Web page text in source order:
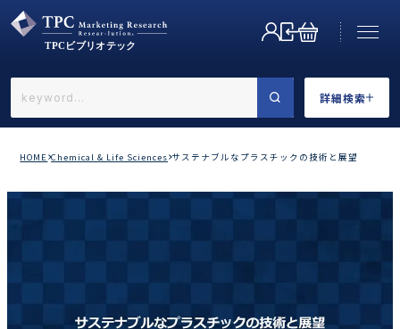
詳細検索
←戻る
HOME Chemical & Life Sciences サステナブルなプラスチックの技術と展望